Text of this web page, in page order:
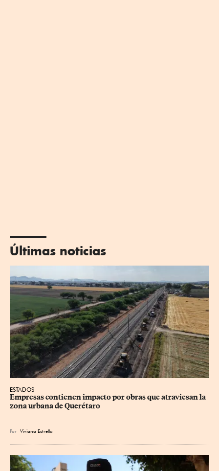
Últimas noticias
ESTADOS
Empresas contienen impacto por obras que atraviesan la
zona urbana de Querétaro
Por Viviana Estrella